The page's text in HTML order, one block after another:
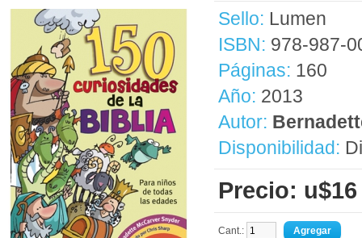
Sello: Lumen
ISBN: 978-987-
Páginas: 160
Año: 2013
Autor:
Disponibilidad:
Precio: u$16
Cant.: